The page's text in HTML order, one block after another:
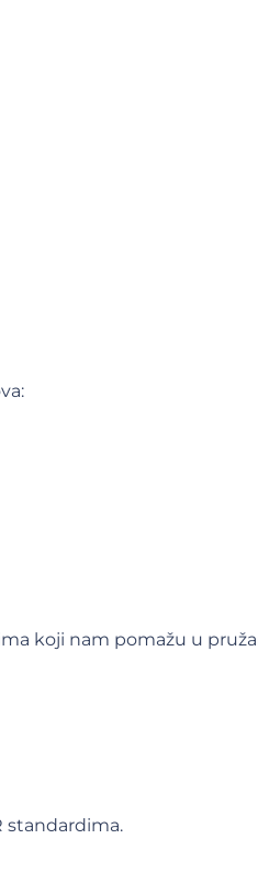
koji nam pomažu u
standardima.